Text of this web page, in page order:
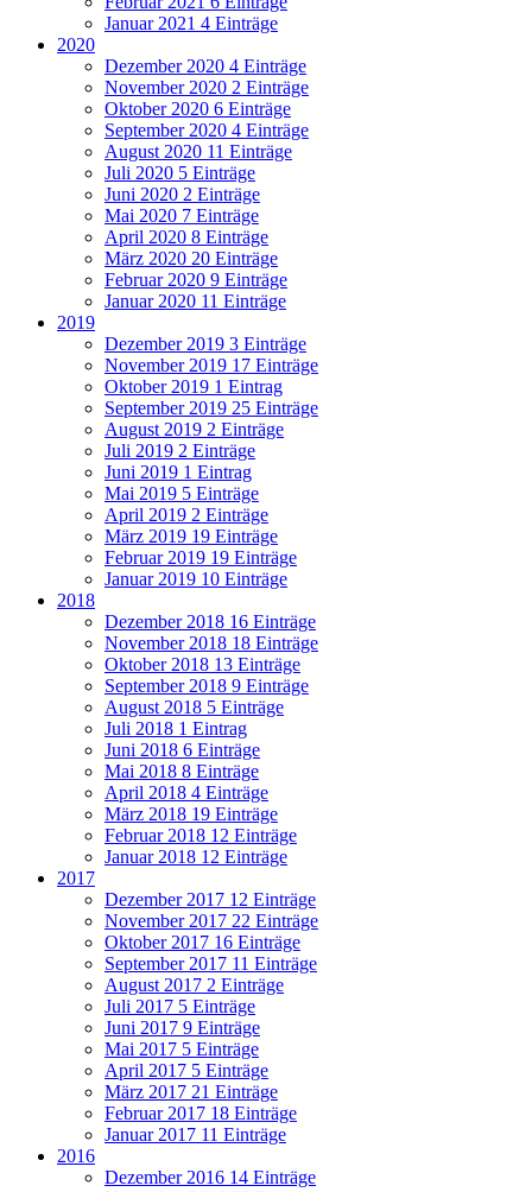
Januar 2021 4 Einträge
2020
Dezember 2020 4 Einträge
November 2020 2 Einträge
Oktober 2020 6 Einträge
September 2020 4 Einträge
August 2020 11 Einträge
Juli 2020 5 Einträge
Juni 2020 2 Einträge
Mai 2020 7 Einträge
April 2020 8 Einträge
März 2020 20 Einträge
Februar 2020 9 Einträge
Januar 2020 11 Einträge
2019
Dezember 2019 3 Einträge
November 2019 17 Einträge
Oktober 2019 1 Eintrag
September 2019 25 Einträge
August 2019 2 Einträge
Juli 2019 2 Einträge
Juni 2019 1 Eintrag
Mai 2019 5 Einträge
April 2019 2 Einträge
März 2019 19 Einträge
Februar 2019 19 Einträge
Januar 2019 10 Einträge
2018
Dezember 2018 16 Einträge
November 2018 18 Einträge
Oktober 2018 13 Einträge
September 2018 9 Einträge
August 2018 5 Einträge
Juli 2018 1 Eintrag
Juni 2018 6 Einträge
Mai 2018 8 Einträge
April 2018 4 Einträge
März 2018 19 Einträge
Februar 2018 12 Einträge
Januar 2018 12 Einträge
2017
Dezember 2017 12 Einträge
November 2017 22 Einträge
Oktober 2017 16 Einträge
September 2017 11 Einträge
August 2017 2 Einträge
Juli 2017 5 Einträge
Juni 2017 9 Einträge
Mai 2017 5 Einträge
April 2017 5 Einträge
März 2017 21 Einträge
Februar 2017 18 Einträge
Januar 2017 11 Einträge
2016
Dezember 2016 14 Einträge